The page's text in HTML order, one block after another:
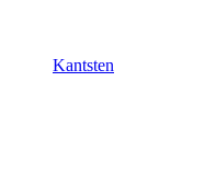
Kantsten